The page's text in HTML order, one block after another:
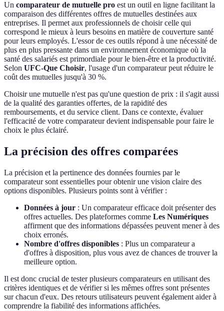
Un comparateur de mutuelle pro est un outil en ligne facilitant la
comparaison des différentes offres de mutuelles destinées aux
entreprises. Il permet aux professionnels de choisir celle qui
correspond le mieux à leurs besoins en matière de couverture santé
pour leurs employés. L'essor de ces outils répond à une nécessité de
plus en plus pressante dans un environnement économique où la
santé des salariés est primordiale pour le bien-être et la productivité.
Selon UFC-Que Choisir, l'usage d'un comparateur peut réduire le
coût des mutuelles jusqu'à 30 %.
Choisir une mutuelle n'est pas qu'une question de prix : il s'agit aussi
de la qualité des garanties offertes, de la rapidité des
remboursements, et du service client. Dans ce contexte, évaluer
l'efficacité de votre comparateur devient indispensable pour faire le
choix le plus éclairé.
La précision des offres comparées
La précision et la pertinence des données fournies par le
comparateur sont essentielles pour obtenir une vision claire des
options disponibles. Plusieurs points sont à vérifier :
Données à jour : Un comparateur efficace doit présenter des
offres actuelles. Des plateformes comme Les Numériques
affirment que des informations dépassées peuvent mener à des
choix erronés.
Nombre d'offres disponibles : Plus un comparateur a
d'offres à disposition, plus vous avez de chances de trouver la
meilleure option.
Il est donc crucial de tester plusieurs comparateurs en utilisant des
critères identiques et de vérifier si les mêmes offres sont présentes
sur chacun d'eux. Des retours utilisateurs peuvent également aider à
comprendre la fiabilité des informations affichées.